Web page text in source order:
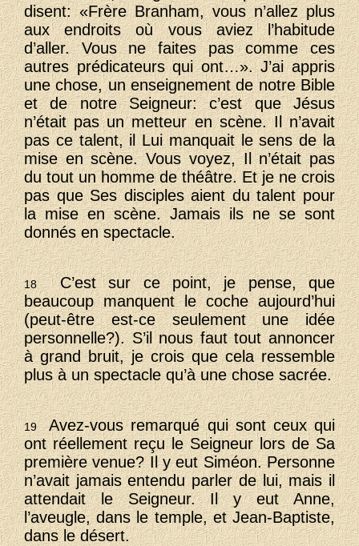
disent: «Frère Branham, vous n’allez plus
aux endroits où vous aviez l’habitude
d’aller. Vous ne faites pas comme ces
autres prédicateurs qui ont…». J’ai appris
une chose, un enseignement de notre Bible
et de notre Seigneur: c’est que Jésus
n’était pas un metteur en scène. Il n’avait
pas ce talent, il Lui manquait le sens de la
mise en scène. Vous voyez, Il n’était pas
du tout un homme de théâtre. Et je ne crois
pas que Ses disciples aient du talent pour
la mise en scène. Jamais ils ne se sont
donnés en spectacle.
18C’est sur ce point, je pense, que
beaucoup manquent le coche aujourd’hui
(peut-être est-ce seulement une idée
personnelle?). S’il nous faut tout annoncer
à grand bruit, je crois que cela ressemble
plus à un spectacle qu’à une chose sacrée.
19Avez-vous remarqué qui sont ceux qui
ont réellement reçu le Seigneur lors de Sa
première venue? Il y eut Siméon. Personne
n’avait jamais entendu parler de lui, mais il
attendait le Seigneur. Il y eut Anne,
l’aveugle, dans le temple, et Jean-Baptiste,
dans le désert.